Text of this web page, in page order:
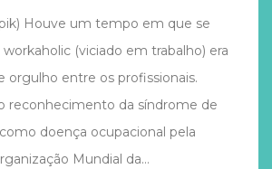
Houve um tempo em que se
(viciado em trabalho) era
orgulho entre os profissionais.
reconhecimento da síndrome de
doença ocupacional pela
Mundial da…